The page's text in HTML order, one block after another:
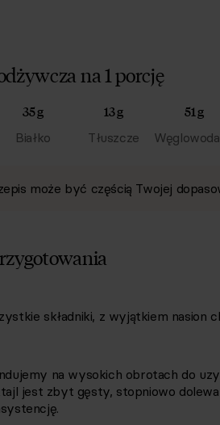
na 1 porcję
35 g
Białko
13 g
Tłuszcze
51 g
może być częścią Twojej
składniki, z wyjątkiem nasion
na wysokich obrotach do
jest zbyt gęsty, stopniowo